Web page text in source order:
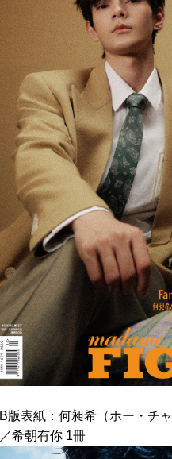
B版表紙：何昶希（ホー・チ
／希朝有你 1冊